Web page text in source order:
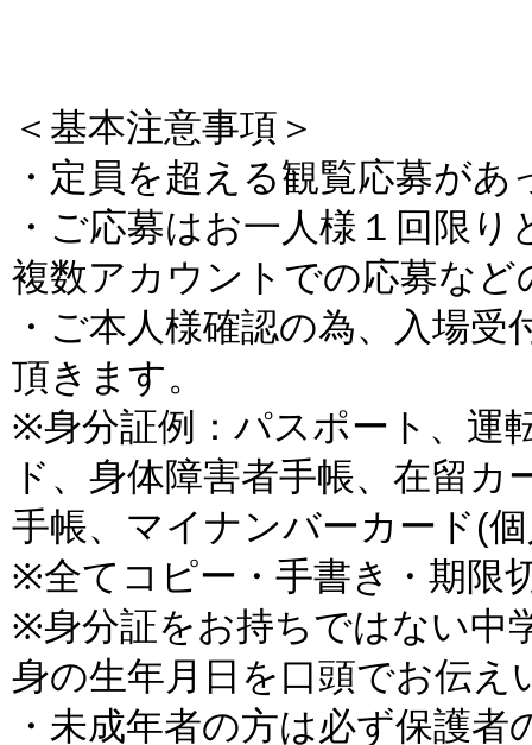
＜基本注意事項＞
・定員を超える観覧応募が
・ご応募はお一人様１回限
複数アカウントでの応募な
・ご本人様確認の為、入場
頂きます。
※身分証例：パスポート、運
ド、身体障害者手帳、在留
手帳、マイナンバーカード(
※全てコピー・手書き・期限
※身分証をお持ちではない中
身の生年月日を口頭でお伝
・未成年者の方は必ず保護